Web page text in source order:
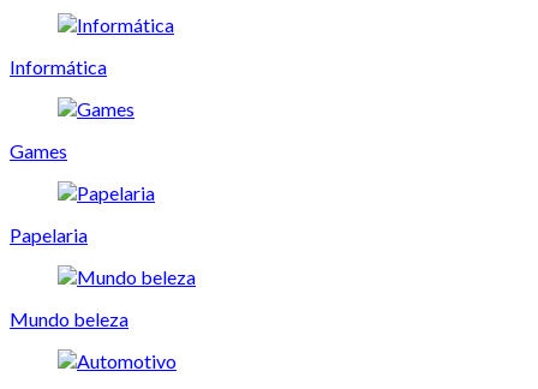
Informática
Games
Papelaria
Mundo beleza